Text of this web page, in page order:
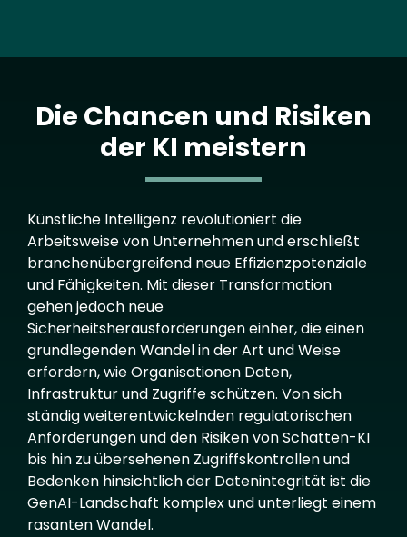
Die Chancen und Risiken
der KI meistern
Text
Künstliche Intelligenz revolutioniert die
Arbeitsweise von Unternehmen und erschließt
branchenübergreifend neue Effizienzpotenziale
und Fähigkeiten. Mit dieser Transformation
gehen jedoch neue
Sicherheitsherausforderungen einher, die einen
grundlegenden Wandel in der Art und Weise
erfordern, wie Organisationen Daten,
Infrastruktur und Zugriffe schützen. Von sich
ständig weiterentwickelnden regulatorischen
Anforderungen und den Risiken von Schatten-KI
bis hin zu übersehenen Zugriffskontrollen und
Bedenken hinsichtlich der Datenintegrität ist die
GenAI-Landschaft komplex und unterliegt einem
rasanten Wandel.